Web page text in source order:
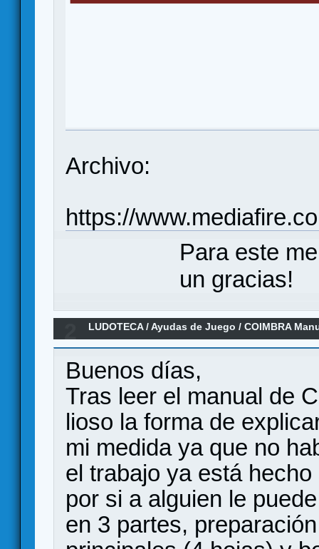
Archivo:
https://
Para este
un gracias!
LUDOTECA/Ayudas de Juego /COIMBRA
resumen de turno
Buenos días,
Tras leer el manual de
lioso la forma de
mi medida ya que no
el trabajo ya está
por si a alguien le
en 3 partes,